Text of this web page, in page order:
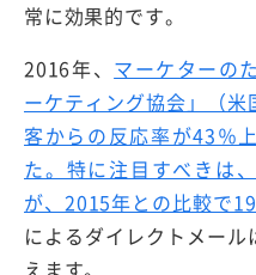
常に効果的です。
2016年、 マーケターの
ーケティング協会」（米
客からの反応率が43％
た。特に注目すべきは
が、2015年との比較で
によるダイレクトメー